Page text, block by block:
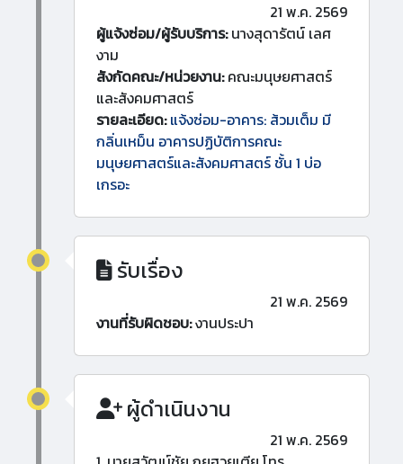
21 พ.ค. 2569
ผู้แจ้งซ่อม/ผู้รับบริการ:นางสุดารัตน์ เลศ
งาม
สังกัดคณะ/หน่วยงาน:คณะมนุษยศาสตร์
และสังคมศาสตร์
รายละเอียด: แจ้งซ่อม-อาคาร: ส้วมเต็ม มี
กลิ่นเหม็น อาคารปฏิบัติการคณะ
มนุษยศาสตร์และสังคมศาสตร์ ชั้น 1 บ่อ
เกรอะ
รับเรื่อง
21 พ.ค. 2569
งานที่รับผิดชอบ:งานประปา
ผู้ดำเนินงาน
21 พ.ค. 2569